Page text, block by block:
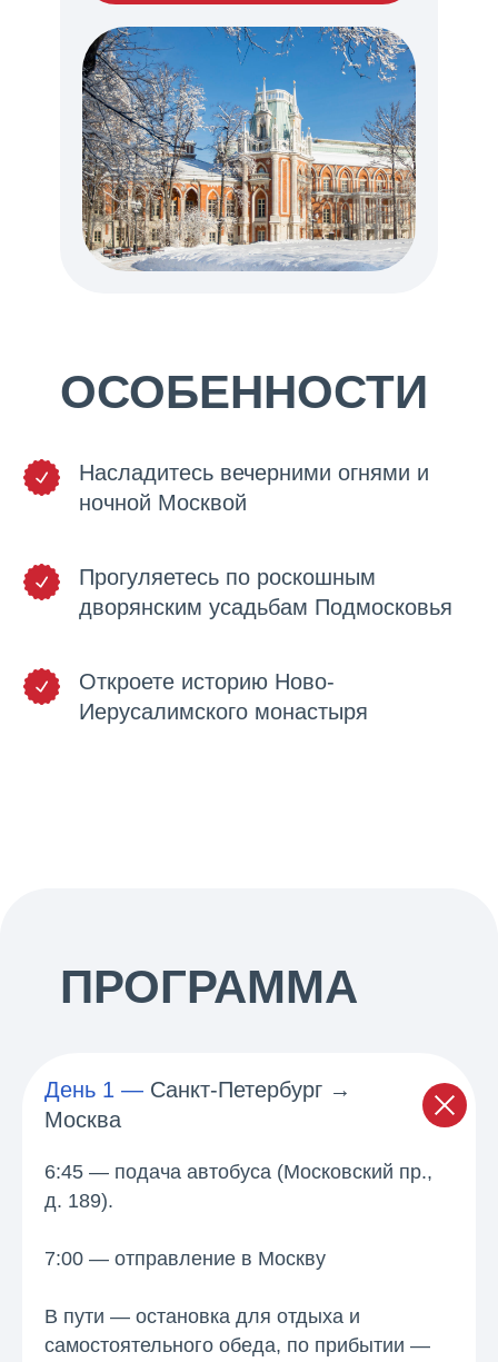
ОСОБЕННОСТИ
Насладитесь вечерними огнями и
ночной Москвой
Прогуляетесь по роскошным
дворянским усадьбам Подмосковья
Откроете историю Ново-
Иерусалимского монастыря
ПРОГРАММА
День 1 ― Санкт-Петербург →
Москва
6:45 — подача автобуса (Московский пр.,
д. 189).
7:00 — отправление в Москву
В пути — остановка для отдыха и
самостоятельного обеда, по прибытии —